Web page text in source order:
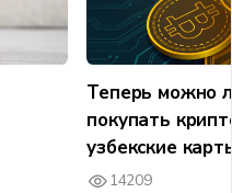
Теперь можно
покупать
узбекские
14209